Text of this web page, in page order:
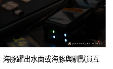
豚躍出水面或海豚與馴獸員互